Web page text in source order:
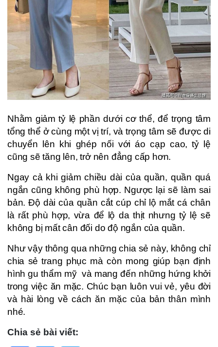
Nhằm giảm tỷ lệ phần dưới cơ thể, để trọng tâm
tổng thể ở cùng một vị trí, và trọng tâm sẽ được di
chuyển lên khi ghép nối với áo cạp cao, tỷ lệ
cũng sẽ tăng lên, trở nên đẳng cấp hơn.
Ngay cả khi giảm chiều dài của quần, quần quá
ngắn cũng không phù hợp. Ngược lại sẽ làm sai
bản. Độ dài của quần cắt cúp chỉ lộ mắt cá chân
là rất phù hợp, vừa để lộ da thịt nhưng tỷ lệ sẽ
không bị mất cân đối do độ ngắn của quần.
Như vậy thông qua những chia sẻ này, không chỉ
chia sẻ trang phục mà còn mong giúp bạn định
hình gu thẩm mỹ và mang đến những hứng khởi
trong việc ăn mặc. Chúc bạn luôn vui vẻ, yêu đời
và hài lòng về cách ăn mặc của bản thân mình
nhé.
Chia sẻ bài viết: